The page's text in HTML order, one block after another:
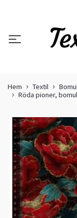
Hem Textil
Röda pioner,